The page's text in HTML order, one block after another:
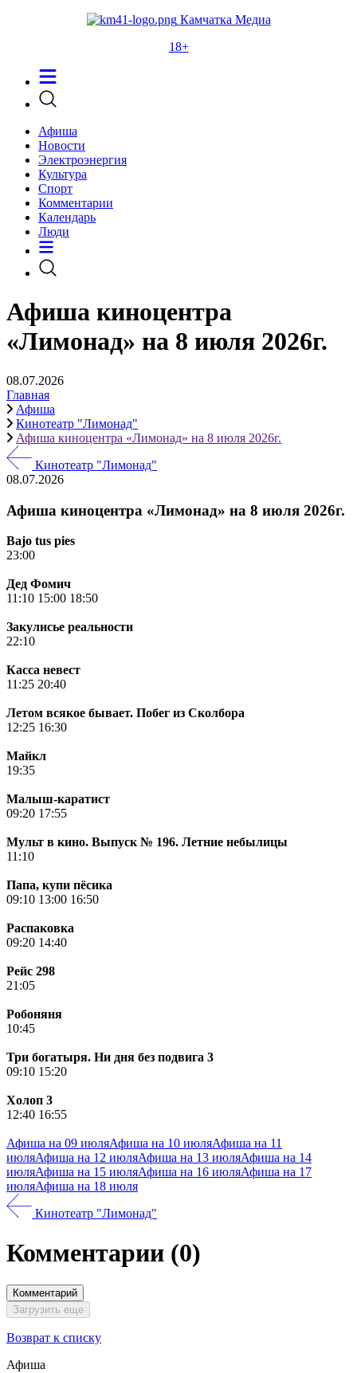
Камчатка Медиа
18+
Афиша
Новости
Электроэнергия
Культура
Спорт
Комментарии
Календарь
Люди
Афиша киноцентра
«Лимонад» на 8 июля 2026г.
08.07.2026
Главная
Афиша
Кинотеатр "Лимонад"
Афиша киноцентра «Лимонад» на 8 июля 2026г.
Кинотеатр "Лимонад"
08.07.2026
Афиша киноцентра «Лимонад» на 8 июля 2026г.
Bajo tus pies
23:00
Дед Фомич
11:10 15:00 18:50
Закулисье реальности
22:10
Касса невест
11:25 20:40
Летом всякое бывает. Побег из Сколбора
12:25 16:30
Майкл
19:35
Малыш-каратист
09:20 17:55
Мульт в кино. Выпуск № 196. Летние небылицы
11:10
Папа, купи пёсика
09:10 13:00 16:50
Распаковка
09:20 14:40
Рейс 298
21:05
Робоняня
10:45
Три богатыря. Ни дня без подвига 3
09:10 15:20
Холоп 3
12:40 16:55
Афиша на 09 июляАфиша на 10 июляАфиша на 11
июляАфиша на 12 июляАфиша на 13 июляАфиша на 14
июляАфиша на 15 июляАфиша на 16 июляАфиша на 17
июляАфиша на 18 июля
Кинотеатр "Лимонад"
Комментарии (0)
Комментарий
Загрузить еще
Возврат к списку
Афиша